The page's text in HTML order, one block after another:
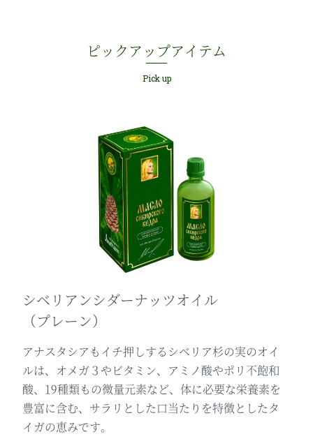
ピックアップアイテム
Pick up
シベリアンシダーナッツオイル
（プレーン）
アナスタシアもイチ押しするシベリア杉の実のオイ
ルは、オメガ３やビタミン、アミノ酸やポリ不飽和
酸、19種類もの微量元素など、体に必要な栄養素を
豊富に含む、サラリとした口当たりを特徴としたタ
イガの恵みです。